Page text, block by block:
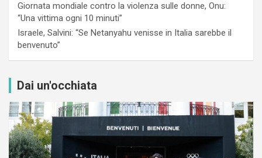
Giornata mondiale contro la violenza sulle donne, Onu:
“Una vittima ogni 10 minuti”
Israele, Salvini: “Se Netanyahu venisse in Italia sarebbe il
benvenuto”
Dai un'occhiata